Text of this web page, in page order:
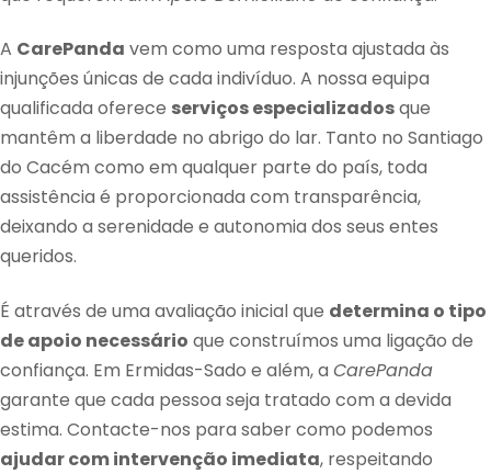
A CarePanda vem como uma resposta ajustada às
injunções únicas de cada indivíduo. A nossa equipa
qualificada oferece serviços especializadosque
mantêm a liberdade no abrigo do lar. Tanto no Santiago
do Cacém como em qualquer parte do país, toda
assistência é proporcionada com transparência,
deixando a serenidade e autonomia dos seus entes
queridos.
É através de uma avaliação inicial que determina o tipo
de apoio necessário que construímos uma ligação de
confiança. Em Ermidas-Sado e além, a CarePanda
garante que cada pessoa seja tratado com a devida
estima. Contacte-nos para saber como podemos
ajudar com intervenção imediata, respeitando